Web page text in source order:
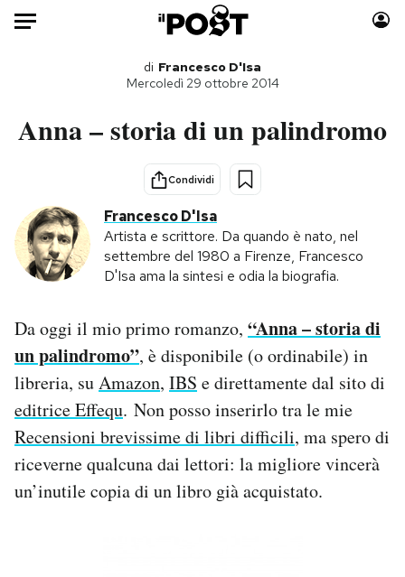
Auto
Politica
Tecnologia
Internet
Scienza
Economia
Sport
Moda
Libri
Storie/Idee
Ok Boomer!
Media
Altrecose
Mondiali calcio 2026
PODCAST
NEWSLETTER
di Francesco D'Isa
Mercoledì 29 ottobre 2014
Anna – storia di un palindromo
Condividi
Francesco D'Isa
Artista e scrittore. Da quando è nato, nel
settembre del 1980 a Firenze, Francesco
D'Isa ama la sintesi e odia la biografia.
Da oggi il mio primo romanzo, “Anna – storia di
un palindromo”, è disponibile (o ordinabile) in
libreria, suAmazon, IBS e direttamente dal sito di
editrice Effequ. Non posso inserirlo tra le mie
Recensioni brevissime di libri difficili, ma spero di
riceverne qualcuna dai lettori: la migliore vincerà
un’inutile copia di un libro già acquistato.